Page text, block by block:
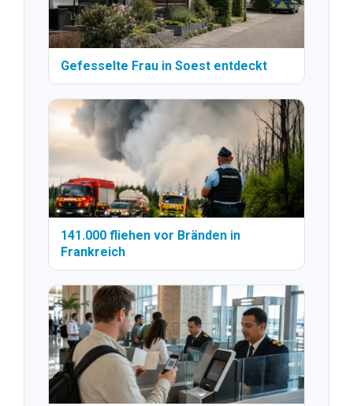
Gefesselte Frau in Soest entdeckt
141.000 fliehen vor Bränden in
Frankreich